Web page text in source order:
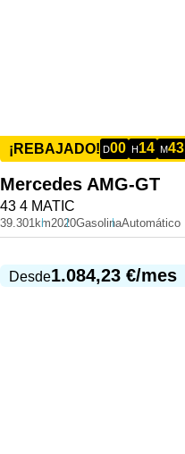
¡REBAJADO! D00 H 14 M43
Mercedes AMG-GT
43 4 MATIC
39.301km2020GasolinaAutomático
Desde1.084,23 €/mes